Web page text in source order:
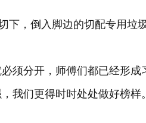
下，倒入脚边的切配专用垃圾
须分开，师傅们都已经形成
我们更得时时处处做好榜样